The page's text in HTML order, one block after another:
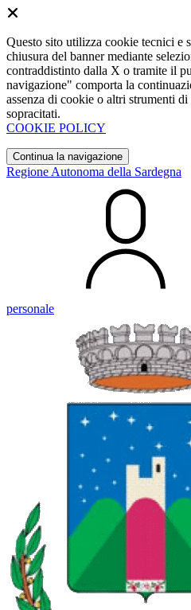
Questo sito utilizza cookie tecnici e
chiusura del banner mediante
contraddistinto dalla X o tramite il
navigazione" comporta la
assenza di cookie o altri strumenti
sopracitati.
COOKIE POLICY
Continua la navigazione
Regione Autonoma della Sardegna
personale